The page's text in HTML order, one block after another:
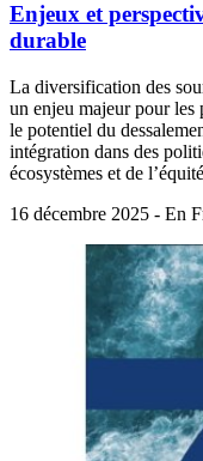
Enjeux et
durable
La diversification des
un enjeu majeur pour les
le potentiel du
intégration dans des
écosystèmes et de
16 décembre 2025 - En